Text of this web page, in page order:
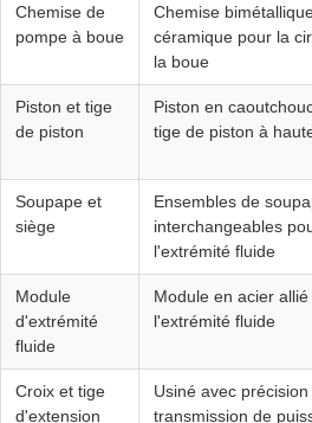
Chemise de
pompe à boue
Chemise
céramique pour la
la boue
Piston et tige
de piston
Piston en
tige de piston à
Soupape et
siège
Ensembles de
interchangeables
l'extrémité fluide
Module
d'extrémité
fluide
Module en acier
l'extrémité fluide
Croix et tige
d'extension
Usiné avec
transmission de